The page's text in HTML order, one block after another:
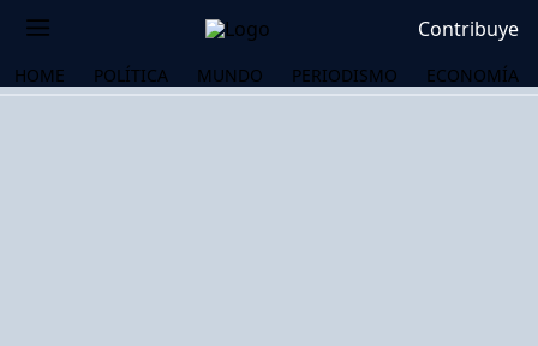
Contribuye
HOME POLÍTICA MUNDO PERIODISMO ECONOMÍA